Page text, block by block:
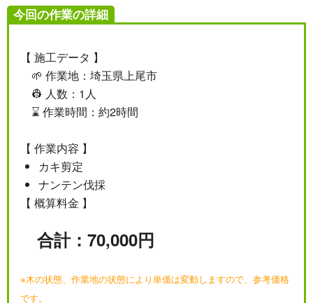
今回の作業の詳細
【 施工データ 】
🌱 作業地：埼玉県上尾市
👷 人数：1人
⌛ 作業時間：約2時間
【 作業内容 】
カキ剪定
ナンテン伐採
【 概算料金 】
合計：70,000円
※木の状態、作業地の状態により単価は変動しますので、参考価格
です。